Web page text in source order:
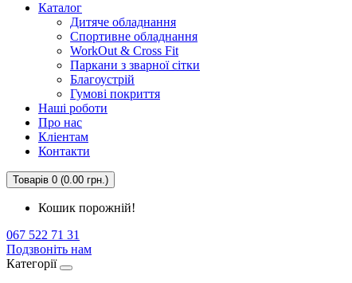
Каталог
Дитяче обладнання
Спортивне обладнання
WorkOut & Cross Fit
Паркани з зварної сітки
Благоустрій
Гумові покриття
Наші роботи
Про нас
Кліентам
Контакти
Товарів 0 (0.00 грн.)
Кошик порожній!
067 522 71 31
Подзвоніть нам
Категорії